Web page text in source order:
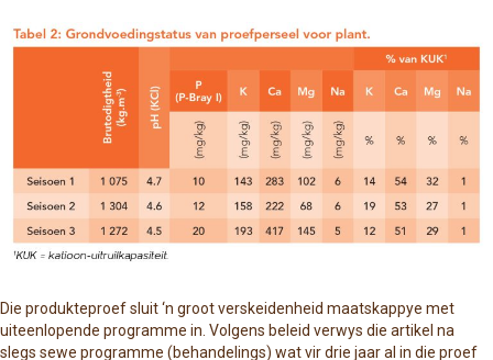
Die produkteproef sluit ‘n groot verskeidenheid maatskappye met
uiteenlopende programme in. Volgens beleid verwys die artikel na
slegs sewe programme (behandelings) wat vir drie jaar al in die proef